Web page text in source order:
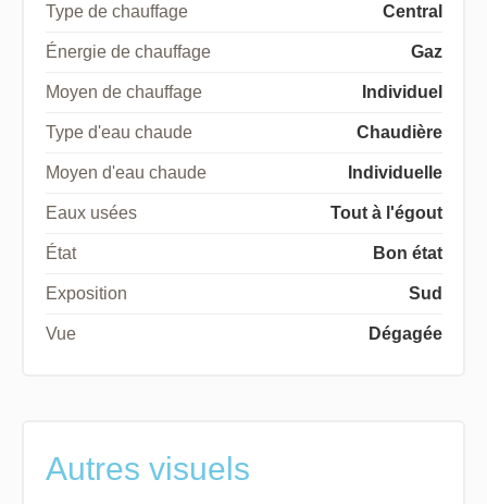
Type de chauffage Central
Énergie de chauffage Gaz
Moyen de chauffage Individuel
Type d'eau chaude Chaudière
Moyen d'eau chaude Individuelle
Eaux usées Tout à l'égout
État Bon état
Exposition Sud
Vue Dégagée
Autres visuels